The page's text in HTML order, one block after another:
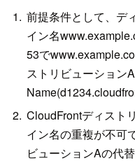
前提条件として、デ
イン名
53で
ストリビューション
CloudFrontディスト
イン名の重複が不可
ビューションAの代